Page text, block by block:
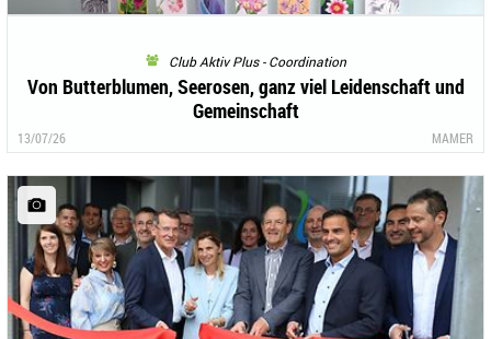
Club Aktiv Plus - Coordination
Von Butterblumen, Seerosen, ganz viel Leidenschaft und
Gemeinschaft
13/07/26 MAMER